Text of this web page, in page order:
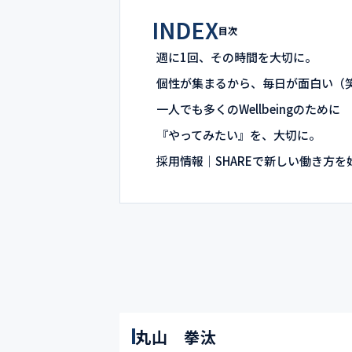
INDEX目次
週に1回、その時間を大切に。
個性が集まるから、毎日が面白い（
一人でも多くのWellbeingのために
『やってみたい』を、大切に。
採用情報｜SHAREで新しい働き方
丸山 拳汰